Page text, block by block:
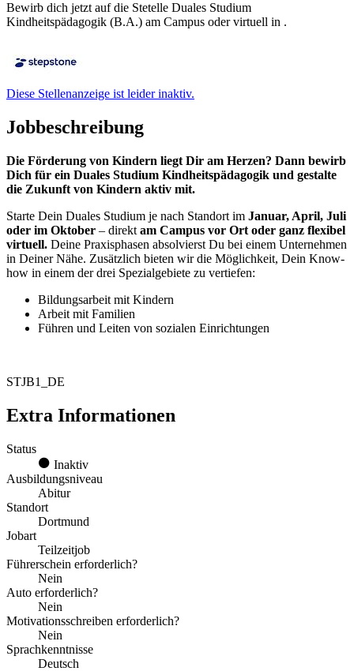
Bewirb dich jetzt auf die Stetelle Duales Studium
Kindheitspädagogik (B.A.) am Campus oder virtuell in .
Diese Stellenanzeige ist leider inaktiv.
Jobbeschreibung
Die Förderung von Kindern liegt Dir am Herzen? Dann bewirb
Dich für ein Duales Studium Kindheitspädagogik und gestalte
die Zukunft von Kindern aktiv mit.
Starte Dein Duales Studium je nach Standort im Januar, April, Juli
oder im Oktober – direkt am Campus vor Ort oder ganz flexibel
virtuell. Deine Praxisphasen absolvierst Du bei einem Unternehmen
in Deiner Nähe. Zusätzlich bieten wir die Möglichkeit, Dein Know-
how in einem der drei Spezialgebiete zu vertiefen:
Bildungsarbeit mit Kindern
Arbeit mit Familien
Führen und Leiten von sozialen Einrichtungen
STJB1_DE
Extra Informationen
Status
Inaktiv
Ausbildungsniveau
Abitur
Standort
Dortmund
Jobart
Teilzeitjob
Führerschein erforderlich?
Nein
Auto erforderlich?
Nein
Motivationsschreiben erforderlich?
Nein
Sprachkenntnisse
Deutsch